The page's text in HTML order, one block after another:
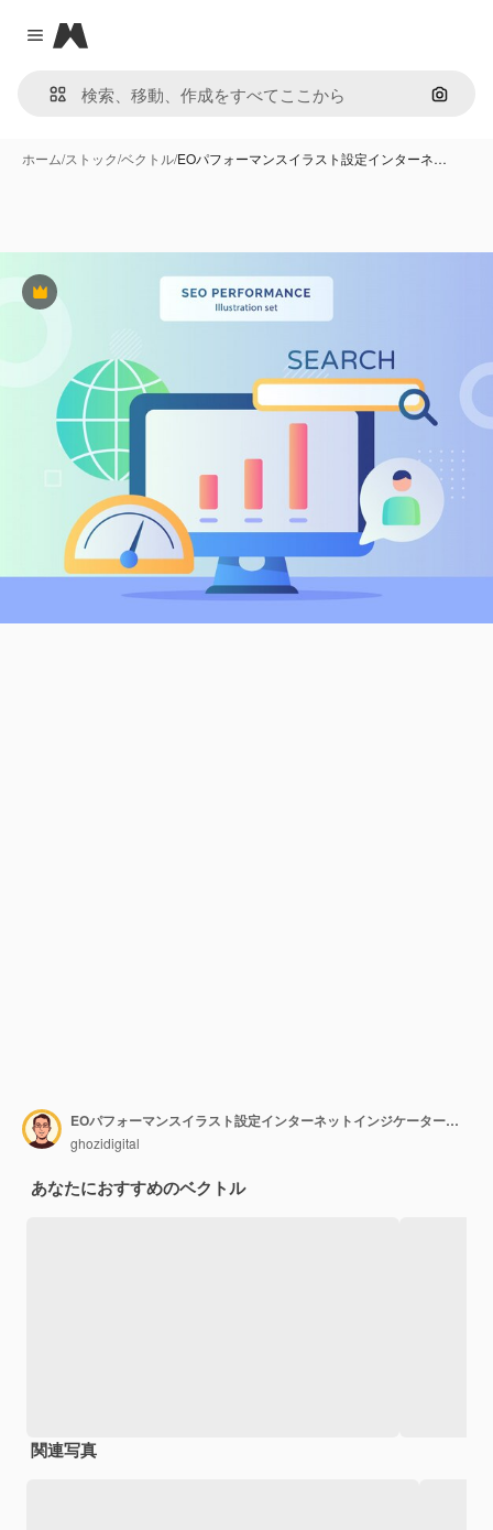
Close menu
Magnific
画像で
ホーム/ストック/ベクトル/EOパフォーマンスイラスト設定インターネ…
Premium
EOパフォーマンスイラスト設定インターネットインジケーター速度の検索マシングラフのモニター
ghozidigital
あなたにおすすめのベクトル
関連写真